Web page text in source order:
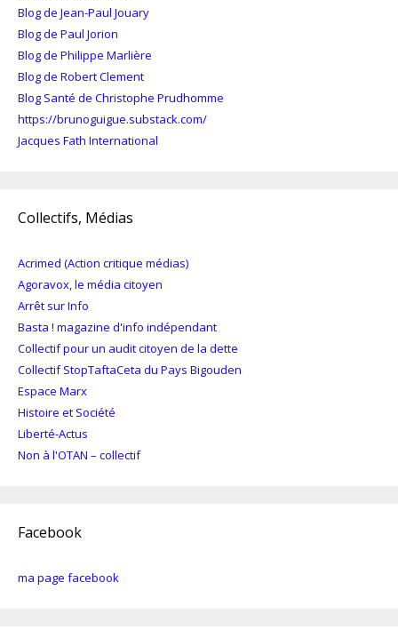
Blog de Jean-Paul Jouary
Blog de Paul Jorion
Blog de Philippe Marlière
Blog de Robert Clement
Blog Santé de Christophe Prudhomme
https://brunoguigue.substack.com/
Jacques Fath International
Collectifs, Médias
Acrimed (Action critique médias)
Agoravox, le média citoyen
Arrêt sur Info
Basta ! magazine d'info indépendant
Collectif pour un audit citoyen de la dette
Collectif StopTaftaCeta du Pays Bigouden
Espace Marx
Histoire et Société
Liberté-Actus
Non à l'OTAN – collectif
Facebook
ma page facebook